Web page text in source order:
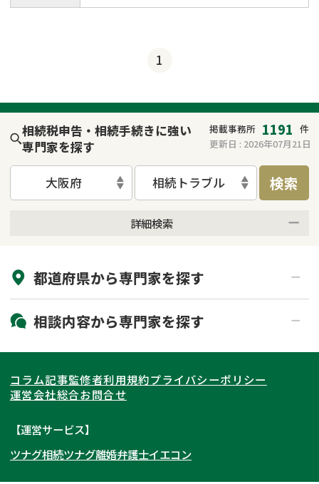
1
相続税申告・相続手続きに強い
専門家を探す
掲載事務所 1191 件
更新日 : 2026年07月21日
大阪府 相続トラブル 検索
詳細検索
初回相談無料
土日祝の相談可能
都道府県から専門家を探す
北海道・東北
北海道 青森県
岩手県 宮城県
秋田県
福島県
関東
東京都 神奈川県
埼玉県
茨城県 群馬県
東海
愛知県
岐阜県 山梨県
関西
大阪府 京都府
北陸・甲信越
相談内容から専門家を探す
相続登記
遺産分割
相続手続き
家族信託
成年後見・任意後見
コラム記事監修者利用規約プライバシーポリシー
運営会社総合お問合せ
【運営サービス】
ツナグ相続ツナグ離婚弁護士イエコン